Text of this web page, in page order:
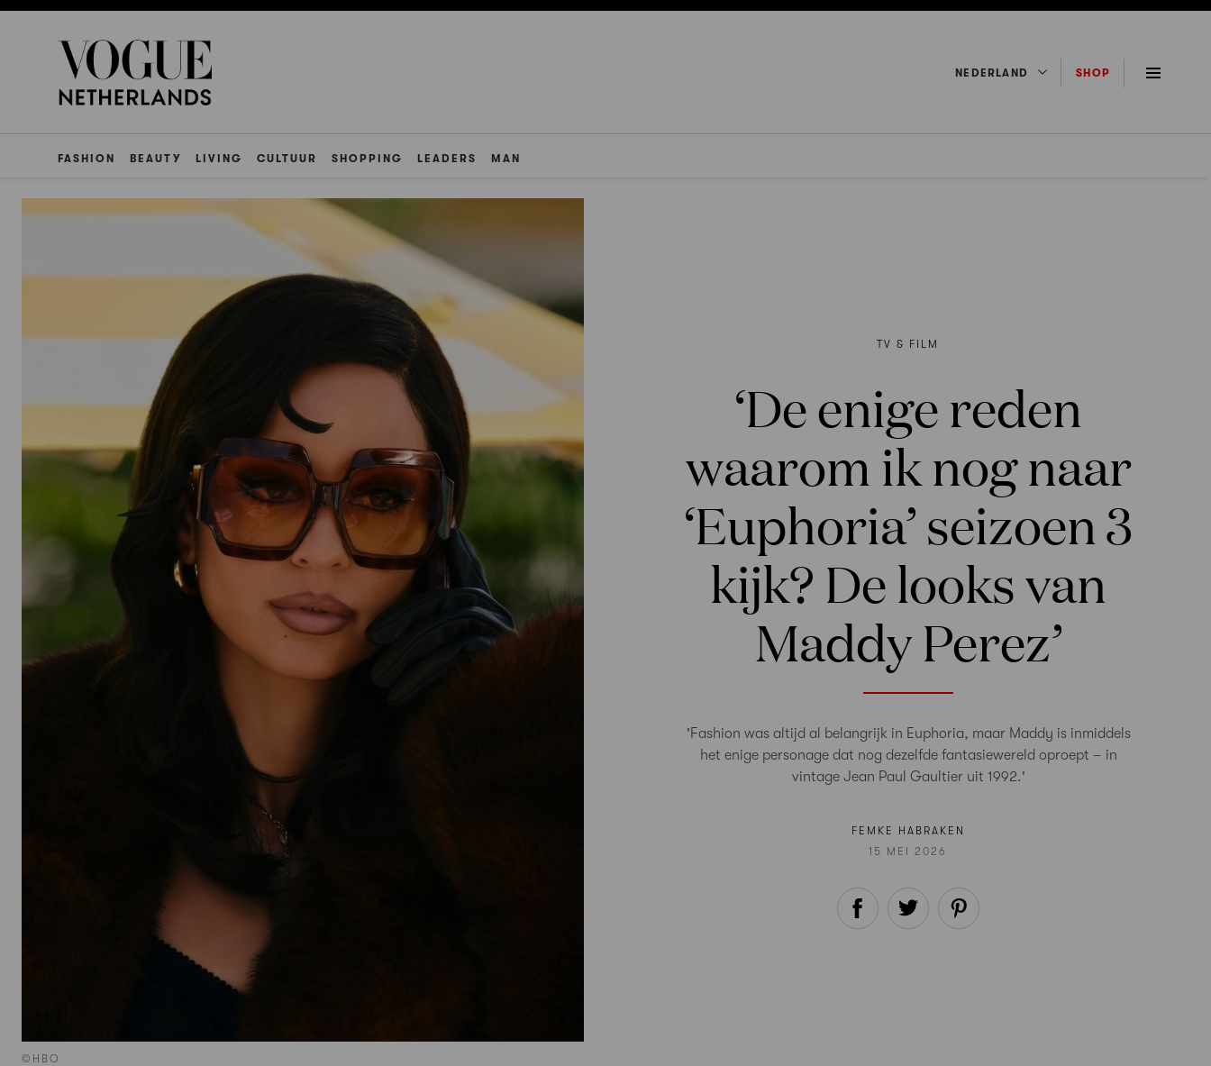
NEDERLAND SHOP
FASHION BEAUTY LIVING CULTUUR SHOPPING LEADERS MAN
©HBO
TV & FILM
‘De enige reden
waarom ik nog naar
‘Euphoria’ seizoen 3
kijk? De looks van
Maddy Perez’
'Fashion was altijd al belangrijk in Euphoria, maar Maddy is inmiddels
het enige personage dat nog dezelfde fantasiewereld oproept – in
vintage Jean Paul Gaultier uit 1992.'
FEMKE HABRAKEN
15 MEI 2026